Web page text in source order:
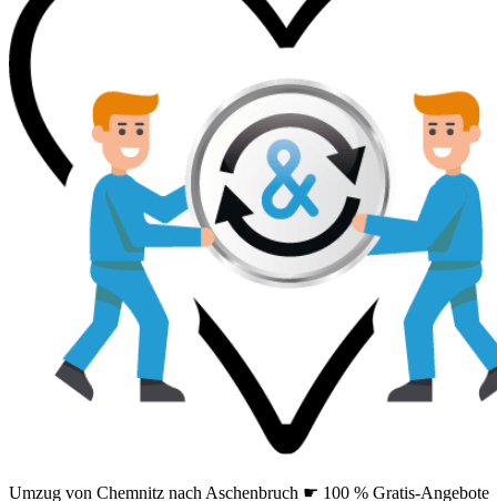
Umzug von Chemnitz nach Aschenbruch ☛ 100 % Gratis-Angebote